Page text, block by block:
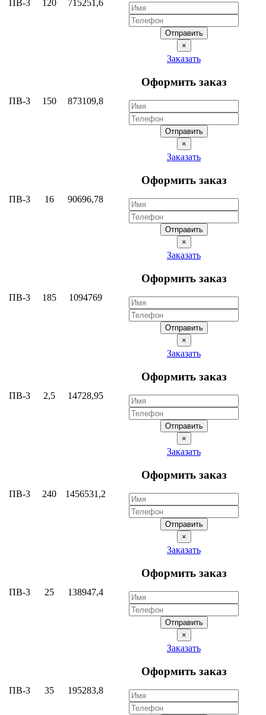
ПВ-3 120 715251,6
Отправить
×
ПВ-3 150 873109,8
Заказать
Оформить заказ
Отправить
×
ПВ-3 16 90696,78
Заказать
Оформить заказ
Отправить
×
ПВ-3 185 1094769
Заказать
Оформить заказ
Отправить
×
ПВ-3 2,5 14728,95
Заказать
Оформить заказ
Отправить
×
ПВ-3 240 1456531,2
Заказать
Оформить заказ
Отправить
×
ПВ-3 25 138947,4
Заказать
Оформить заказ
Отправить
×
ПВ-3 35 195283,8
Заказать
Оформить заказ